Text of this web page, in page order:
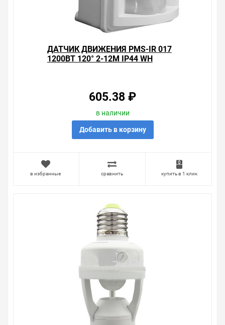
ДАТЧИК ДВИЖЕНИЯ PMS-IR 017
1200ВТ 120° 2-12М IP44 WH
605.38 ₽
в наличии
Добавить в корзину
в избранные сравнить купить в 1 клик